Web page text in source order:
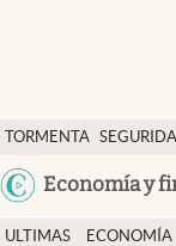
TORMENTA
Economía y
Economía y finanzas
Política
Actualidad
ULTIMAS
ECONOMÍA